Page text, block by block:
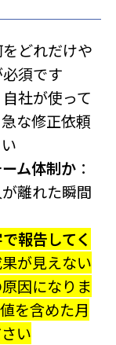
をどれだけや
須です
自社が使って
な修正依頼
ム体制か ：
離れた瞬間
報告してく
が見えない
因になりま
を含めた月
い